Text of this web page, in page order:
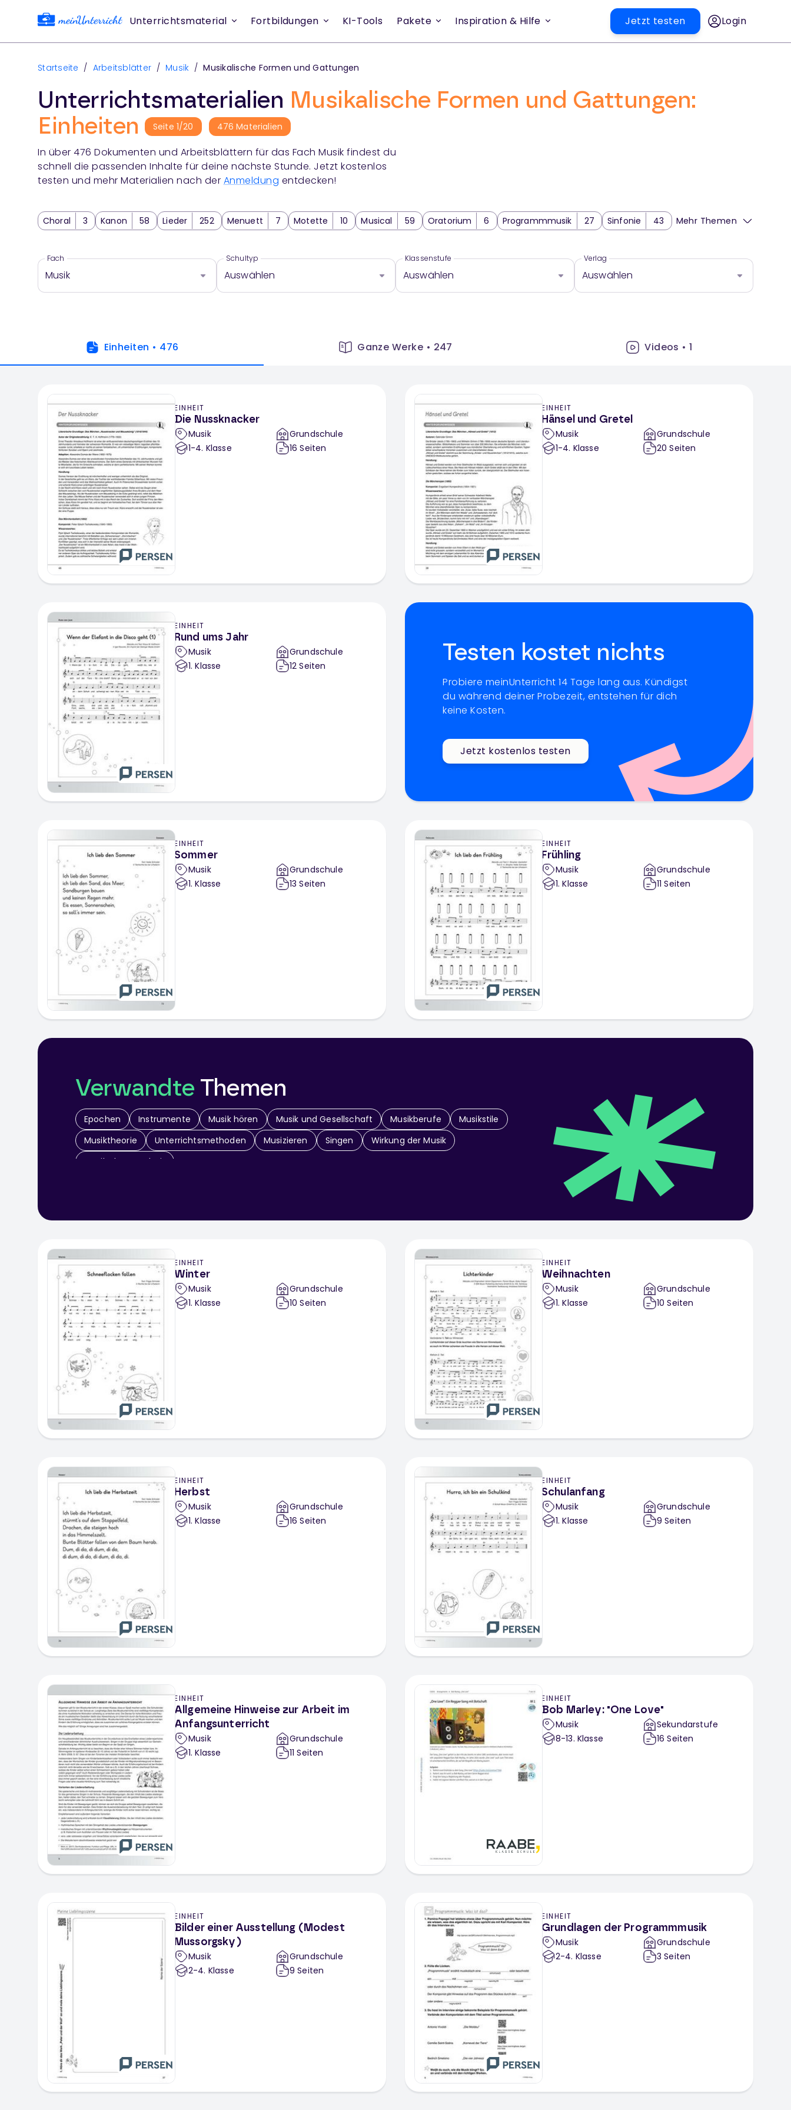
Unterrichtsmaterial Fortbildungen KI-Tools Pakete Inspiration & Hilfe Jetzt testen Login
Startseite / Arbeitsblätter / Musik / Musikalische Formen und Gattungen
Unterrichtsmaterialien Musikalische Formen und Gattungen:
Einheiten
Seite 1/20 476 Materialien
In über 476 Dokumenten und Arbeitsblättern für das Fach Musik findest du
schnell die passenden Inhalte für deine nächste Stunde. Jetzt kostenlos
testen und mehr Materialien nach der Anmeldung entdecken!
Choral 3 Kanon 58 Lieder 252 Menuett 7 Motette 10 Musical 59 Oratorium 6 Programmmusik 27 Sinfonie
43
Mehr Themen
Fach
Musik
Schultyp
Auswählen
Klassenstufe
Auswählen
Verlag
Auswählen
Einheiten • 476 Ganze Werke • 247 Videos •1
EINHEIT
Die Nussknacker
Musik
1-4. Klasse
Grundschule
16 Seiten
EINHEIT
Hänsel und Gretel
Musik
1-4. Klasse
Grundschule
20 Seiten
EINHEIT
Rund ums Jahr
Musik
1. Klasse
Grundschule
12 Seiten
Testen kostet nichts
Probiere meinUnterricht 14 Tage lang aus. Kündigst
du während deiner Probezeit, entstehen für dich
keine Kosten.
Jetzt kostenlos testen
EINHEIT
Sommer
Musik
1. Klasse
Grundschule
13 Seiten
EINHEIT
Frühling
Musik
1. Klasse
Grundschule
11 Seiten
Verwandte Themen
Epochen Instrumente Musik hören Musik und Gesellschaft Musikberufe
Musikstile
Musiktheorie
Unterrichtsmethoden Musizieren Singen
Wirkung der Musik
Musik Klassenarbeit
EINHEIT
Winter
Musik
1. Klasse
Grundschule
10 Seiten
EINHEIT
Weihnachten
Musik
1. Klasse
Grundschule
10 Seiten
EINHEIT
Herbst
Musik
1. Klasse
Grundschule
16 Seiten
EINHEIT
Schulanfang
Musik
1. Klasse
Grundschule
9 Seiten
EINHEIT
Allgemeine Hinweise zur Arbeit im
Anfangsunterricht
Musik
1. Klasse
Grundschule
11 Seiten
EINHEIT
Bob Marley: "One Love"
Musik
8-13. Klasse
Sekundarstufe
16 Seiten
EINHEIT
Bilder einer Ausstellung (Modest
Mussorgsky)
Musik
2-4. Klasse
Grundschule
9 Seiten
EINHEIT
Grundlagen der Programmmusik
Musik
2-4. Klasse
Grundschule
3 Seiten